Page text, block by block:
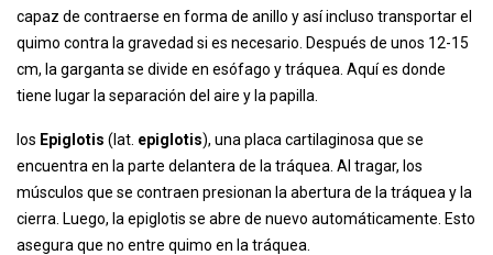
capaz de contraerse en forma de anillo y así incluso transportar el
quimo contra la gravedad si es necesario. Después de unos 12-15
cm, la garganta se divide en esófago y tráquea. Aquí es donde
tiene lugar la separación del aire y la papilla.
los Epiglotis (lat. epiglotis), una placa cartilaginosa que se
encuentra en la parte delantera de la tráquea. Al tragar, los
músculos que se contraen presionan la abertura de la tráquea y la
cierra. Luego, la epiglotis se abre de nuevo automáticamente. Esto
asegura que no entre quimo en la tráquea.